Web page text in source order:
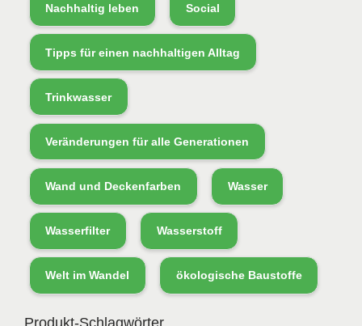
Nachhaltig leben Social
Tipps für einen nachhaltigen Alltag
Trinkwasser
Veränderungen für alle Generationen
Wand und Deckenfarben Wasser
Wasserfilter Wasserstoff
Welt im Wandel ökologische Baustoffe